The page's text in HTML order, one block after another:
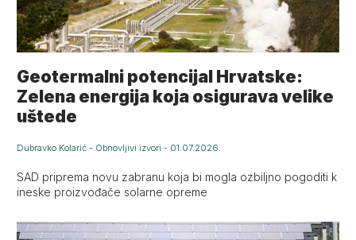
Geotermalni potencijal Hrvatske:
Zelena energija koja osigurava velike
uštede
Dubravko Kolarić - Obnovljivi izvori - 01.07.2026.
SAD priprema novu zabranu koja bi mogla ozbiljno pogoditi k
ineske proizvođače solarne opreme